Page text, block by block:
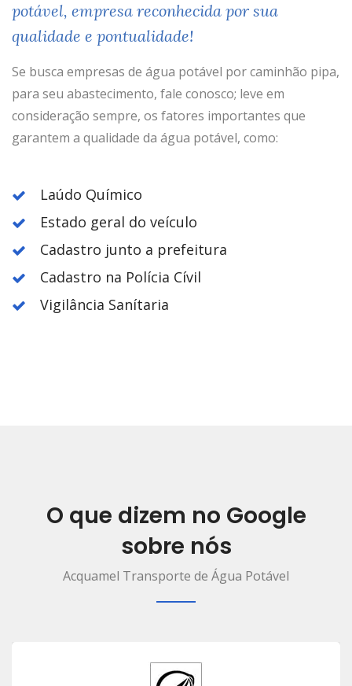
potável, empresa reconhecida por sua
qualidade e pontualidade!
Se busca empresas de água potável por caminhão pipa,
para seu abastecimento, fale conosco; leve em
consideração sempre, os fatores importantes que
garantem a qualidade da água potável, como:
Laúdo Químico
Estado geral do veículo
Cadastro junto a prefeitura
Cadastro na Polícia Cívil
Vigilância Sanítaria
O que dizem no Google
sobre nós
Acquamel Transporte de Água Potável